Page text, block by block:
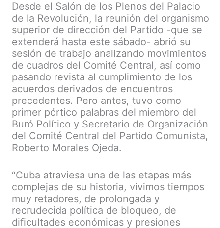
Desde el Salón de los Plenos del Palacio
de la Revolución, la reunión del organismo
superior de dirección del Partido -que se
extenderá hasta este sábado- abrió su
sesión de trabajo analizando movimientos
de cuadros del Comité Central, así como
pasando revista al cumplimiento de los
acuerdos derivados de encuentros
precedentes. Pero antes, tuvo como
primer pórtico palabras del miembro del
Buró Político y Secretario de Organización
del Comité Central del Partido Comunista,
Roberto Morales Ojeda.
“Cuba atraviesa una de las etapas más
complejas de su historia, vivimos tiempos
muy retadores, de prolongada y
recrudecida política de bloqueo, de
dificultades económicas y presiones